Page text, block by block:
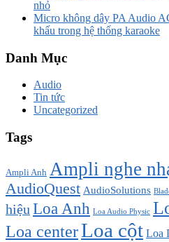
nhỏ
Micro không dây PA Audio
khấu trong hệ thống karaoke
Danh Mục
Audio
Tin tức
Uncategorized
Tags
Ampli Anh Ampli nghe
AudioQuest AudioSolutions
hiệu Loa Anh Loa Audio Physic
Loa centerLoa cột Loa